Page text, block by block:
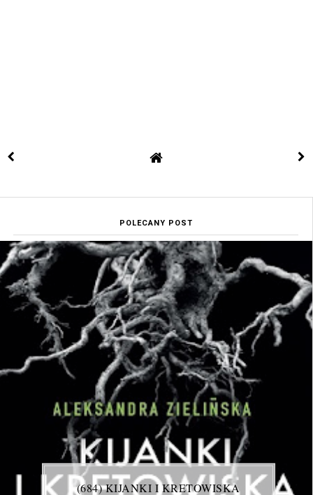
POLECANY POST
(684) KIJANKI I KRETOWISKA